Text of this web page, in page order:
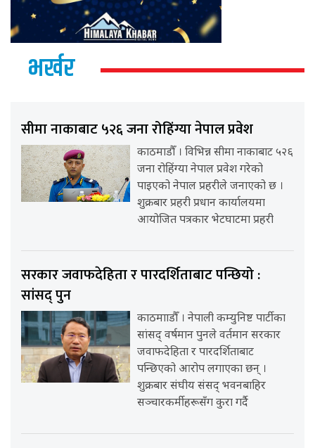
भर्खर
सीमा नाकाबाट ५२६ जना रोहिंग्या नेपाल प्रवेश
काठमाडौँ । विभिन्न सीमा नाकाबाट ५२६
जना रोहिंग्या नेपाल प्रवेश गरेको
पाइएको नेपाल प्रहरीले जनाएको छ ।
शुक्रबार प्रहरी प्रधान कार्यालयमा
आयोजित पत्रकार भेटघाटमा प्रहरी
सरकार जवाफदेहिता र पारदर्शिताबाट पन्छियो :
सांसद् पुन
काठमााडौँ । नेपाली कम्युनिष्ट पार्टीका
सांसद् वर्षमान पुनले वर्तमान सरकार
जवाफदेहिता र पारदर्शिताबाट
पन्छिएको आरोप लगाएका छन् ।
शुक्रबार संघीय संसद् भवनबाहिर
सञ्चारकर्मीहरूसँग कुरा गर्दै